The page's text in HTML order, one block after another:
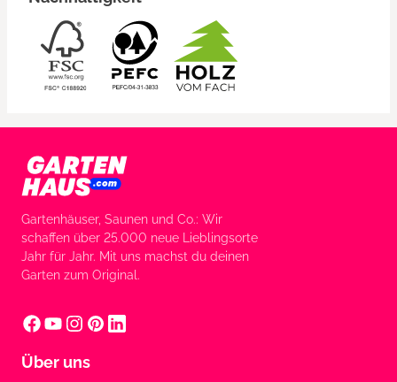
Gartenhäuser, Saunen und Co.: Wir
schaffen über 25.000 neue Lieblingsorte
Jahr für Jahr. Mit uns machst du deinen
Garten zum Original.
Über uns